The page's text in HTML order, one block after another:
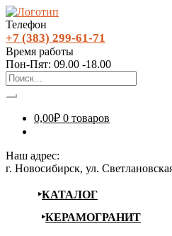
Телефон
+7 (383) 299-61-71
Время работы
Пон-Пят: 09.00 -18.00
0,00₽ 0 товаров
Наш адрес:
г. Новосибирск, ул.
КАТАЛОГ
КЕРАМОГРАНИТ